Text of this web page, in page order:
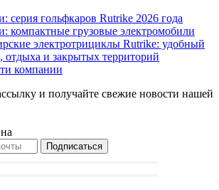
серия гольфкаров Rutrike 2026 года
компактные грузовые электромобили
электротрициклы Rutrike: удобный
отдыха и закрытых территорий
компании
и получайте свежие новости нашей